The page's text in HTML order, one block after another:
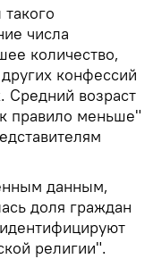
числа
количество,
конфессий
Средний возраст
правило меньше"
данным,
доля граждан
религии".